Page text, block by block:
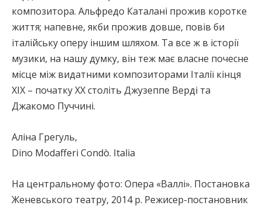
композитора. Альфредо Каталані прожив коротке
життя; напевне, якби прожив довше, повів би
італійську оперу іншим шляхом. Та все ж в історії
музики, на нашу думку, він теж має власне почесне
місце між видатними композиторами Італії кінця
XІX – початку ХХ століть Джузеппе Верді та
Джакомо Пуччині.
Аліна Грегуль,
Dino Modafferi Condò. Italia
На центральному фото: Опера «Валлі». Постановка
Женевського театру, 2014 р. Режисер-постановник